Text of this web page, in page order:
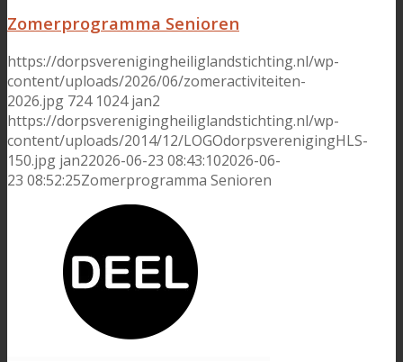
Zomerprogramma Senioren
https://dorpsverenigingheiliglandstichting.nl/wp-
content/uploads/2026/06/zomeractiviteiten-
2026.jpg 724 1024 jan2
https://dorpsverenigingheiliglandstichting.nl/wp-
content/uploads/2014/12/LOGOdorpsverenigingHLS-
150.jpg jan22026-06-23 08:43:102026-06-
23 08:52:25Zomerprogramma Senioren